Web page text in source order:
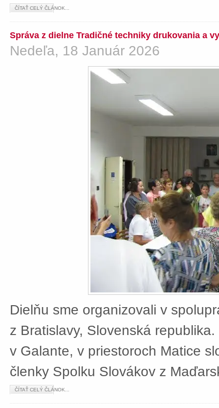
ČÍTAŤ CELÝ ČLÁNOK...
Správa z dielne Tradičné techniky drukovania a
Nedeľa, 18 Január 2026
Dielňu sme organizovali v
z Bratislavy, Slovenská
v Galante, v priestoroch Matice
členky Spolku Slovákov z
ČÍTAŤ CELÝ ČLÁNOK...